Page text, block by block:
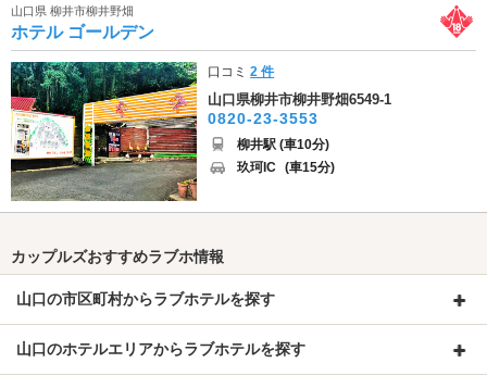
山口県 柳井市柳井野畑
ホテル ゴールデン
口コミ2 件
山口県柳井市柳井野畑6549-1
0820-23-3553
柳井駅 (車10分)
玖珂IC (車15分)
カップルズおすすめラブホ情報
山口の市区町村からラブホテルを探す
山口のホテルエリアからラブホテルを探す